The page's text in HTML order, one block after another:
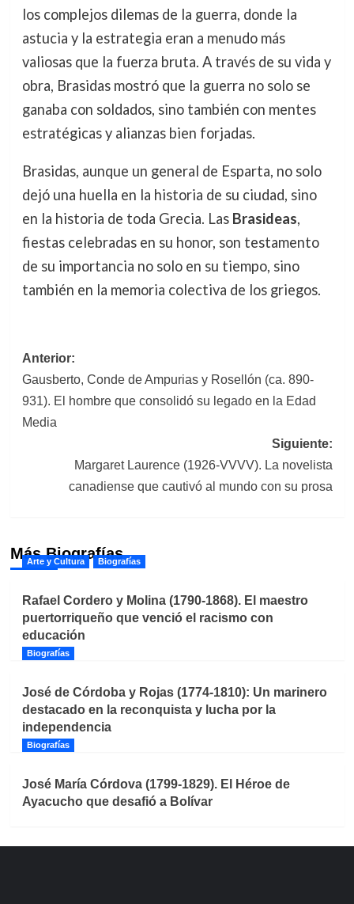
los complejos dilemas de la guerra, donde la
astucia y la estrategia eran a menudo más
valiosas que la fuerza bruta. A través de su vida y
obra, Brasidas mostró que la guerra no solo se
ganaba con soldados, sino también con mentes
estratégicas y alianzas bien forjadas.
Brasidas, aunque un general de Esparta, no solo
dejó una huella en la historia de su ciudad, sino
en la historia de toda Grecia. Las Brasideas,
fiestas celebradas en su honor, son testamento
de su importancia no solo en su tiempo, sino
también en la memoria colectiva de los griegos.
Navegación
de
entradas
Anterior:
Gausberto, Conde de Ampurias y Rosellón (ca. 890-
931). El hombre que consolidó su legado en la Edad
Media
Siguiente:
Margaret Laurence (1926-VVVV). La novelista
canadiense que cautivó al mundo con su prosa
Más Biografías
Arte y Cultura Biografías
Rafael Cordero y Molina (1790-1868). El maestro
puertorriqueño que venció el racismo con
educación
Biografías
José de Córdoba y Rojas (1774-1810): Un marinero
destacado en la reconquista y lucha por la
independencia
Biografías
José María Córdova (1799-1829). El Héroe de
Ayacucho que desafió a Bolívar